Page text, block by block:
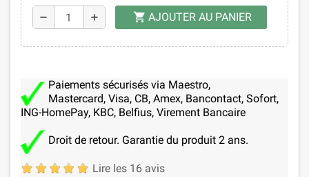
remove add shopping_cart AJOUTER AU PANIER
Paiements sécurisés via Maestro,
Mastercard, Visa, CB, Amex, Bancontact, Sofort,
ING-HomePay, KBC, Belfius, Virement Bancaire
Droit de retour. Garantie du produit 2 ans.
Lire les 16 avis